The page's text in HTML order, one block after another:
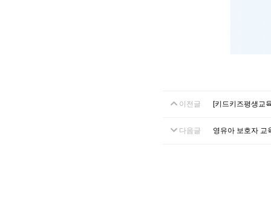
이전글 [키드키즈평생교
다음글 영유아 보호자 교